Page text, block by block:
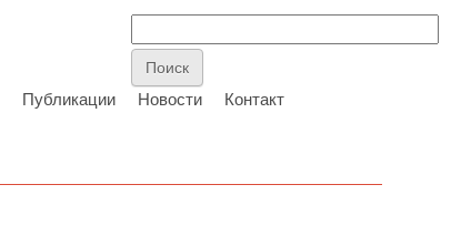
Публикации Новости Контакт